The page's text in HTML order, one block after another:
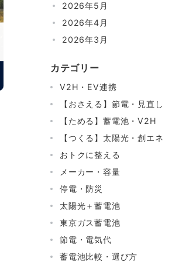
2026年5月
2026年4月
2026年3月
カテゴリー
V2H・EV連携
【おさえる】節電・見直し
【ためる】蓄電池・V2H
【つくる】太陽光・創エネ
おトクに整える
メーカー・容量
停電・防災
太陽光＋蓄電池
東京ガス蓄電池
節電・電気代
蓄電池比較・選び方